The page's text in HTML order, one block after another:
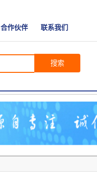
合作伙伴 联系我们
搜索